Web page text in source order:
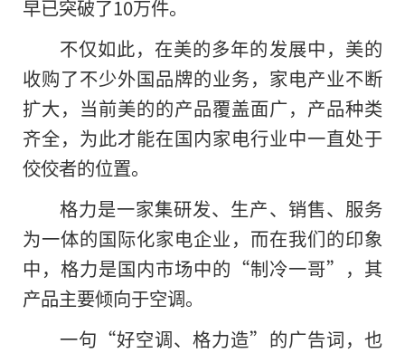
早已突破了10万件。
不仅如此，在美的多年的发展中，美的
收购了不少外国品牌的业务，家电产业不断
扩大，当前美的的产品覆盖面广，产品种类
齐全，为此才能在国内家电行业中一直处于
佼佼者的位置。
格力是一家集研发、生产、销售、服务
为一体的国际化家电企业，而在我们的印象
中，格力是国内市场中的“制冷一哥”，其
产品主要倾向于空调。
一句“好空调、格力造”的广告词，也